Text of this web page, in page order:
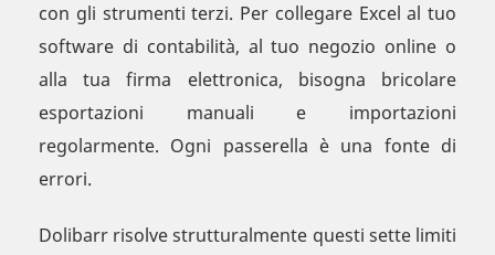
con gli strumenti terzi. Per collegare Excel al tuo
software di contabilità, al tuo negozio online o
alla tua firma elettronica, bisogna bricolare
esportazioni manuali e importazioni
regolarmente. Ogni passerella è una fonte di
errori.
Dolibarr risolve strutturalmente questi sette limiti